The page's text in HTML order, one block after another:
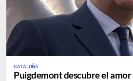
CATALUÑA
Puigdemont descubre el